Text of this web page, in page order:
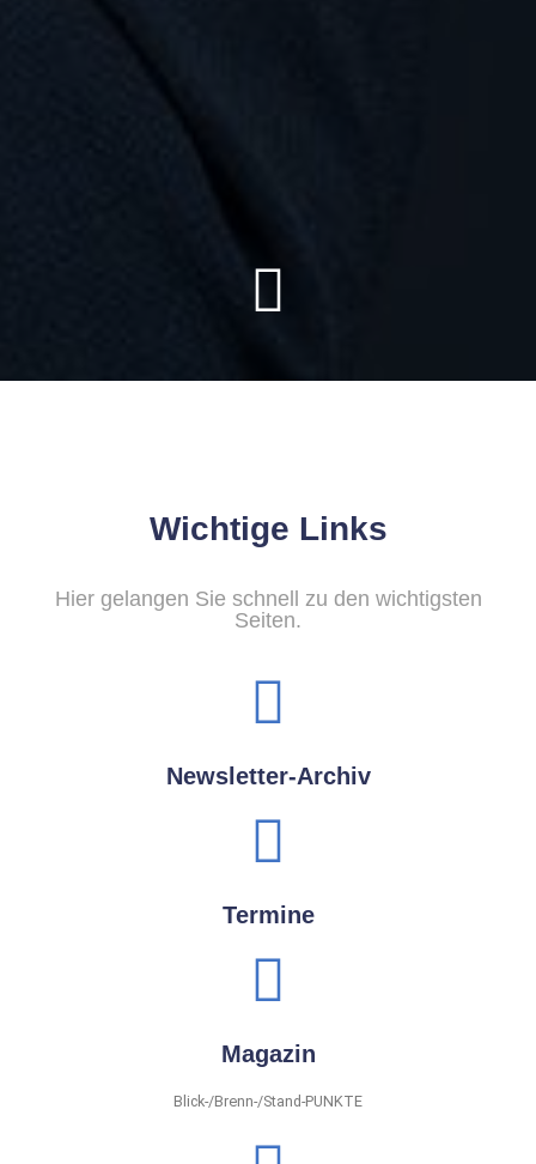
Wichtige Links
Hier gelangen Sie schnell zu den wichtigsten
Seiten.
Newsletter-Archiv
Termine
Magazin
Blick-/Brenn-/Stand-PUNKTE